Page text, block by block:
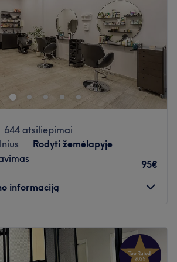
11:00– 20:00
11:00–20:00
tik darbas, bet ir MALONUMAS.
Atidaryti salono profilį
644 atsiliepimai
Rodyti žemėlapyje
95€
informaciją
09:00 – 19:00
– 19:00